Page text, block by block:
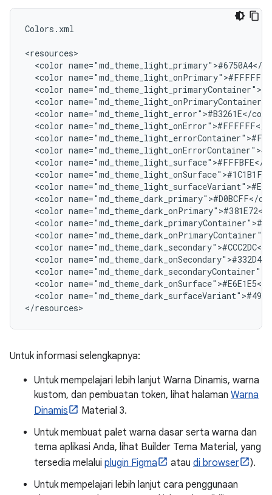
Colors.xml
<color
<color
<color
<color
<color
<color
<color
<color
<color
<color
<color
<color
<color
<color
<color
<color
<color
<color
<color
<color
Untuk informasi selengkapnya:
Untuk mempelajari lebih lanjut Warna Dinamis, warna
kustom, dan pembuatan token, lihat halaman Warna
Dinamis
Material 3.
Untuk membuat palet warna dasar serta warna dan
tema aplikasi Anda, lihat Builder Tema Material, yang
tersedia melalui plugin Figma atau di browser
).
Untuk mempelajari lebih lanjut cara penggunaan